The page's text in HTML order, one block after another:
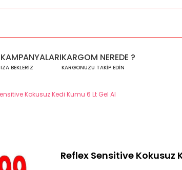
BEKLERİZ
KARGOM NEREDE ?
KARGONUZU TAKİP EDİN
Kokusuz Kedi Kumu 6 Lt Gel Al
Reflex Sensitive Kokusuz